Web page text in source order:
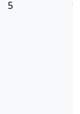
5